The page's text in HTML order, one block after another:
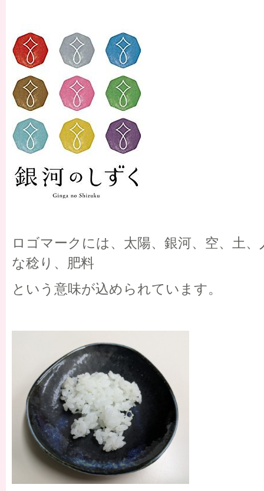
ロゴマークには、太陽、銀河、空、土
な稔り、肥料
という意味が込められています。